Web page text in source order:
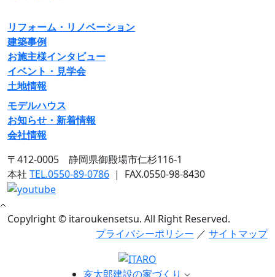
リフォーム・リノベーション
建築事例
お施主様インタビュー
イベント・見学会
土地情報
モデルハウス
お知らせ・新着情報
会社情報
〒412-0005 静岡県御殿場市仁杉116-1
本社 TEL.0550-89-0786 | FAX.0550-98-8430
Copylright © itaroukensetsu. All Right Reserved.
プライバシーポリシー ／ サイトマップ
亥太郎建設の家づくり